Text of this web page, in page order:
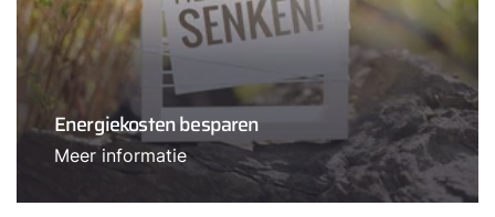
Energiekosten besparen
Meer informatie